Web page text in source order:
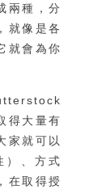
兩種，分
就像是各
就會為你
得大量有
家就可以
）、方式
在取得授